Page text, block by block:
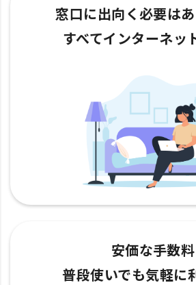
窓口に出向く必要は
すべてインターネッ
安価な手数料
普段使いでも気軽に